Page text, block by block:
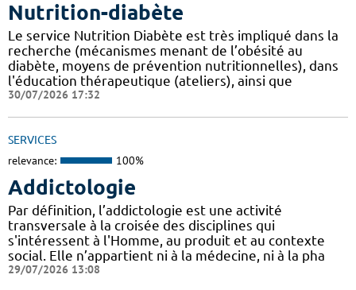
Nutrition-diabète
Le service Nutrition Diabète est très impliqué dans la
recherche (mécanismes menant de l’obésité au
diabète, moyens de prévention nutritionnelles), dans
l'éducation thérapeutique (ateliers), ainsi que
30/07/2026 17:32
SERVICES
relevance: 100%
Addictologie
Par définition, l’addictologie est une activité
transversale à la croisée des disciplines qui
s'intéressent à l'Homme, au produit et au contexte
social. Elle n’appartient ni à la médecine, ni à la pha
29/07/2026 13:08